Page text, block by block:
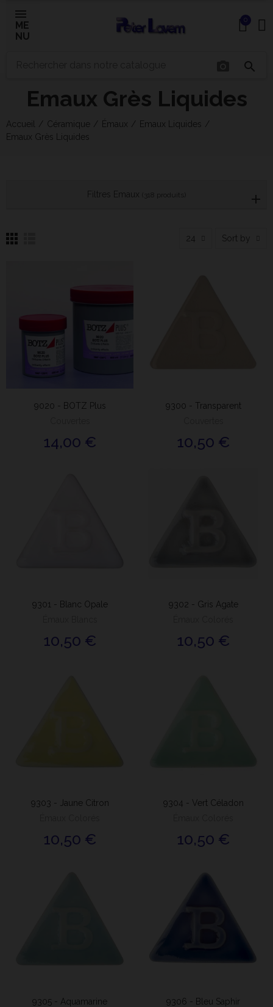
ME
NU
0
search
Emaux Grès Liquides
Accueil Céramique Émaux
Emaux Liquides
Emaux Grès Liquides
Filtres Emaux (318 produits)
24 Sort by
9020 - BOTZ Plus
14,00 €
9300 - Transparent
10,50 €
9301 - Blanc Opale
10,50 €
9302 - Gris Agate
10,50 €
9303 - Jaune Citron
10,50 €
9304 - Vert Céladon
10,50 €
9305 - Aquamarine
9306 - Bleu Saphir